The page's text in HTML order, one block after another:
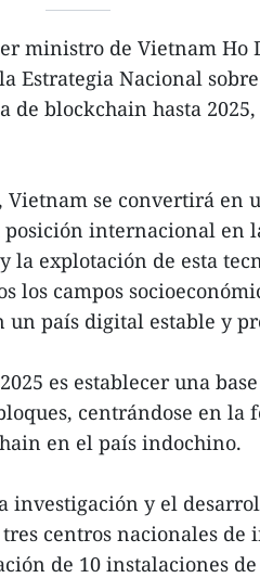
ministro de Vietnam Ho
Estrategia Nacional
de blockchain hasta
se convertirá en
internacional en
la explotación de esta
los campos
un país digital estable y
es establecer una
centrándose en la
en el país indochino.
investigación y el
centros nacionales de
de 10 instalaciones